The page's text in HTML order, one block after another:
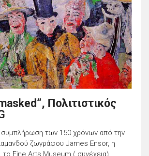
Πολιτιστικός
των 150 χρόνων από την
ζωγράφου James Ensor, η
το Fine Arts Museum ( συνέχεια)